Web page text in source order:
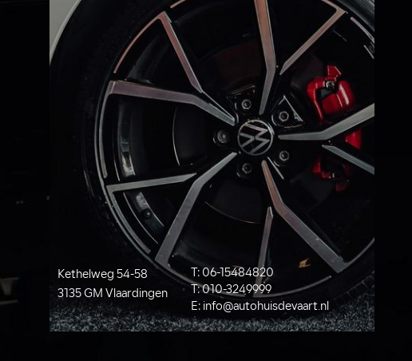
Kethelweg 54-58
3135 GM Vlaardingen
T: 06-15484820
T:010-3249999
E: info@autohuisdevaart.nl